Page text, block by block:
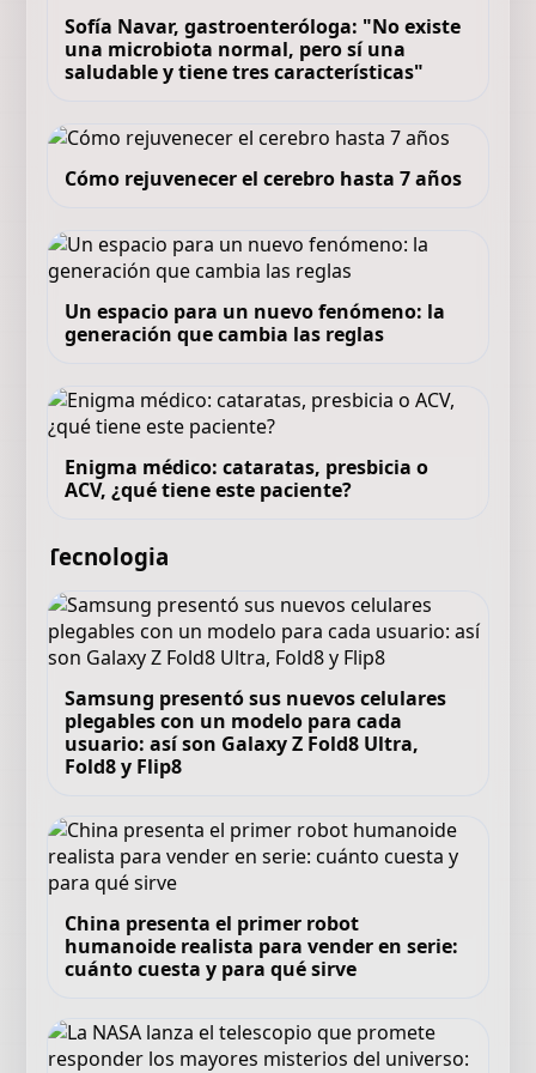
Sofía Navar, gastroenteróloga: "No existe
una microbiota normal, pero sí una
saludable y tiene tres características"
Cómo rejuvenecer el cerebro hasta 7 años
Un espacio para un nuevo fenómeno: la
generación que cambia las reglas
Enigma médico: cataratas, presbicia o
ACV, ¿qué tiene este paciente?
Tecnologia
Samsung presentó sus nuevos celulares
plegables con un modelo para cada
usuario: así son Galaxy Z Fold8 Ultra,
Fold8 y Flip8
China presenta el primer robot
humanoide realista para vender en serie:
cuánto cuesta y para qué sirve